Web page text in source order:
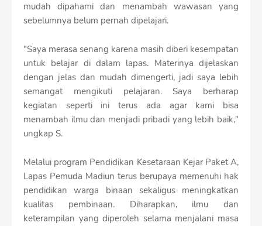
mudah dipahami dan menambah wawasan yang
sebelumnya belum pernah dipelajari.
"Saya merasa senang karena masih diberi kesempatan
untuk belajar di dalam lapas. Materinya dijelaskan
dengan jelas dan mudah dimengerti, jadi saya lebih
semangat mengikuti pelajaran. Saya berharap
kegiatan seperti ini terus ada agar kami bisa
menambah ilmu dan menjadi pribadi yang lebih baik,"
ungkap S.
Melalui program Pendidikan Kesetaraan Kejar Paket A,
Lapas Pemuda Madiun terus berupaya memenuhi hak
pendidikan warga binaan sekaligus meningkatkan
kualitas pembinaan. Diharapkan, ilmu dan
keterampilan yang diperoleh selama menjalani masa